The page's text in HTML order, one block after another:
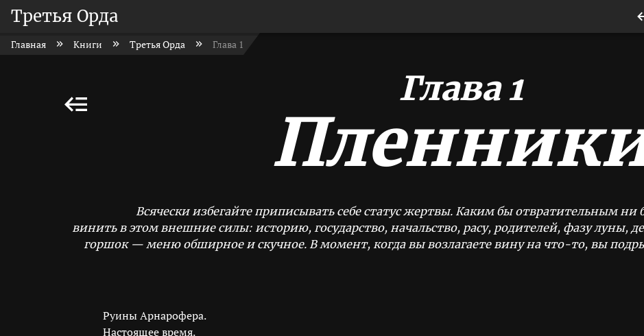
Третья Орда
Главная Книги Третья Орда Глава 1
Глава 1
Всячески избегайте приписывать себе статус жертвы. Каким бы отвратительным
винить в этом внешние силы: историю, государство, начальство, расу, родителей, фазу луны,
горшок — меню обширное и скучное. В момент, когда вы возлагаете вину на что-то, вы
Руины Арнарофера.
Настоящее время.